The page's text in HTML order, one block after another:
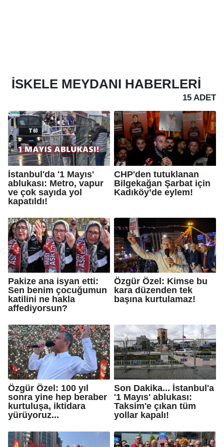
İSKELE MEYDANI HABERLERI
15 ADET
İstanbul'da '1 Mayıs'
ablukası: Metro, vapur
ve çok sayıda yol
kapatıldı!
CHP'den tutuklanan
Bilgekağan Şarbat için
Kadıköy’de eylem!
Pakize ana isyan etti:
Sen benim çocuğumun
katilini ne hakla
affediyorsun?
Özgür Özel: Kimse bu
kara düzenden tek
başına kurtulamaz!
Özgür Özel: 100 yıl
sonra yine hep beraber
kurtuluşa, iktidara
yürüyoruz...
Son Dakika... İstanbul'a
'1 Mayıs' ablukası:
Taksim'e çıkan tüm
yollar kapalı!